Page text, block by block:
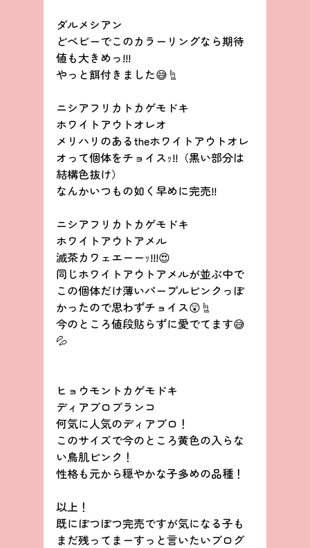
ダルメシアン
どベビーでこのカラーリングなら期待
値も大きめっ!!!
やっと餌付きました😅☝
ニシアフリカトカゲモドキ
ホワイトアウトオレオ
メリハリのあるtheホワイトアウトオレ
オって個体をチョイスｯ!!（黒い部分は
結構色抜け）
なんかいつもの如く早めに完売!!
ニシアフリカトカゲモドキ
ホワイトアウトアメル
滅茶カワェエーーｯ!!!😍
同じホワイトアウトアメルが並ぶ中で
この個体だけ薄いパープルピンクっぽ
かったので思わずチョイス😲☝
今のところ値段貼らずに愛でてます😅
💦
ヒョウモントカゲモドキ
ディアブロブランコ
何気に人気のディアブロ！
このサイズで今のところ黄色の入らな
い鳥肌ピンク！
性格も元から穏やかな子多めの品種！
以上！
既にぽつぽつ完売ですが気になる子も
まだ残ってまーすっと言いたいブログ